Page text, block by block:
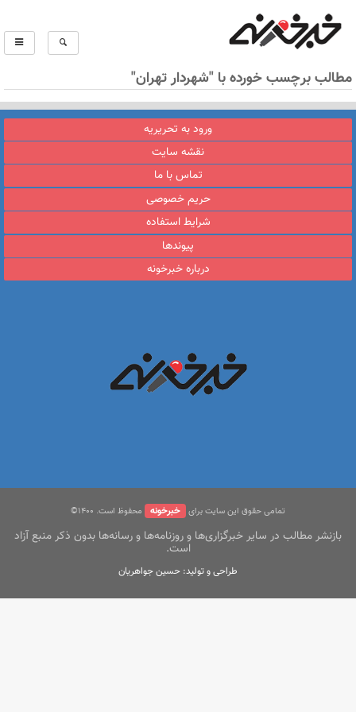
مطالب برچسب خورده با "شهردار تهران"
ورود به تحریریه
نقشه سایت
تماس با ما
حریم خصوصی
شرایط استفاده
پیوندها
درباره خبرخونه
تمامی حقوق این سایت برای خبرخونه محفوظ است. ۱400©
بازنشر مطالب در سایر خبرگزاری‌ها و روزنامه‌ها و رسانه‌ها بدون ذکر منبع آزاد
است.
طراحی و تولید: حسین جواهریان